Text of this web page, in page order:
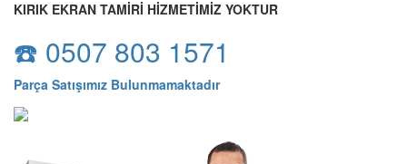
KIRIK EKRAN TAMİRİ HİZMETİMİZ YOKTUR
☎️ 0507 803 1571
Parça Satışımız Bulunmamaktadır